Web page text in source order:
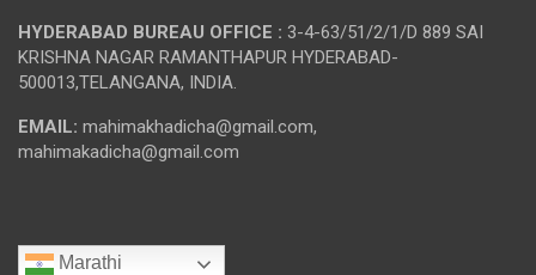
HYDERABAD BUREAU OFFICE : 3-4-63/51/2/1/D 889 SAI
KRISHNA NAGAR RAMANTHAPUR HYDERABAD-
500013,TELANGANA, INDIA.
EMAIL: mahimakhadicha@gmail.com,
mahimakadicha@gmail.com
Marathi